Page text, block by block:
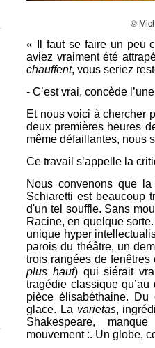
©
« Il faut se faire un peu
aviez vraiment été
chauffent, vous seriez
- C’est vrai, concède
Et nous voici à chercher
deux premières heures
même défaillantes, nous
Ce travail s’appelle la
Nous convenons que
Schiaretti est beaucoup
d'un tel souffle. Sans
Racine, en quelque
unique hyper
parois du théâtre, un
trois rangées de
plus haut) qui siérait
tragédie classique
pièce élisabéthaine.
glace. La varietas,
Shakespeare,
mouvement :. Un globe,